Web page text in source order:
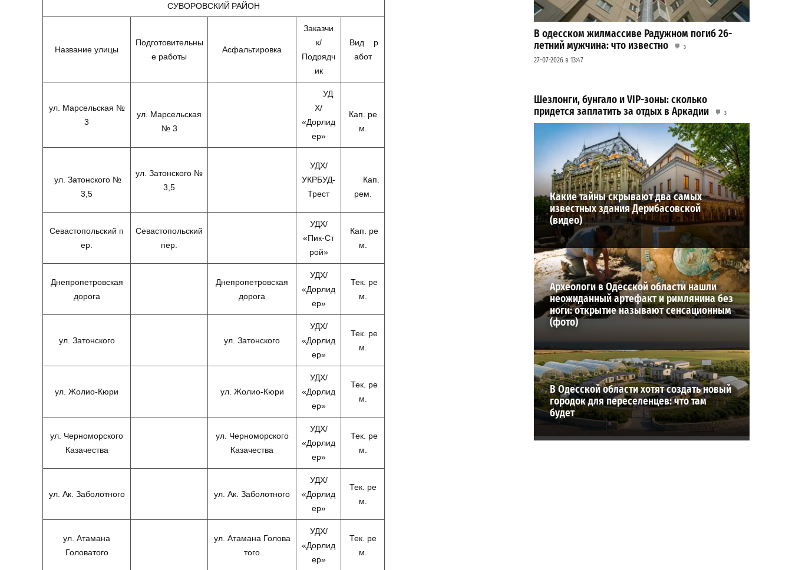
СУВОРОВСКИЙ РАЙОН
Название улицы
Подготовительны
е работы
Асфальтировка
Заказчи
к/
Подрядч
ик
Вид р
абот
ул. Марсельская №
3
ул. Марсельская
№ 3
УД
Х/
«Дорлид
ер»
Кап. ре
м.
ул. Затонского №
3,5
ул. Затонского №
3,5
УДХ/
УКРБУД-
Трест
Кап.
рем.
Севастопольский п
ер.
Севастопольский
пер.
УДХ/
«Пик-Ст
рой»
Кап. ре
м.
Днепропетровская
дорога
Днепропетровская
дорога
УДХ/
«Дорлид
ер»
Тек. ре
м.
ул. Затонского ул. Затонского
УДХ/
«Дорлид
ер»
Тек. ре
м.
ул. Жолио-Кюри ул. Жолио-Кюри
УДХ/
«Дорлид
ер»
Тек. ре
м.
ул. Черноморского
Казачества
ул. Черноморского
Казачества
УДХ/
«Дорлид
ер»
Тек. ре
м.
ул. Ак. Заболотного ул. Ак. Заболотного
УДХ/
«Дорлид
ер»
Тек. ре
м.
ул. Атамана
Головатого
ул. Атамана Голова
того
УДХ/
«Дорлид
ер»
Тек. ре
м.
В одесском жилмассиве Радужном погиб 26-
летний мужчина: что известно
3
27-07-2026 в 13:47
Шезлонги, бунгало и VIP-зоны: сколько
придется заплатить за отдых в Аркадии
3
ВИБОР РЕДАКЦИИ
Какие тайны скрывают два самых
известных здания Дерибасовской
(видео)
Археологи в Одесской области нашли
неожиданный артефакт и римлянина без
ноги: открытие называют сенсационным
(фото)
В Одесской области хотят создать новый
городок для переселенцев: что там
будет